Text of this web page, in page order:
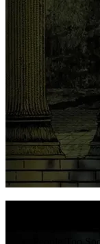
The
Vezi pagina artistului
Videoclipuri